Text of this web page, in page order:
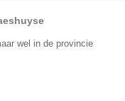
wel in de provincie